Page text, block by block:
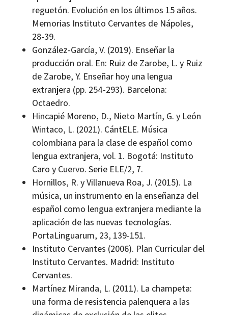
reguetón. Evolución en los últimos 15 años.
Memorias Instituto Cervantes de Nápoles,
28-39.
González-García, V. (2019). Enseñar la
producción oral. En: Ruiz de Zarobe, L. y Ruiz
de Zarobe, Y. Enseñar hoy una lengua
extranjera (pp. 254-293). Barcelona:
Octaedro.
Hincapié Moreno, D., Nieto Martín, G. y León
Wintaco, L. (2021). CántELE. Música
colombiana para la clase de español como
lengua extranjera, vol. 1. Bogotá: Instituto
Caro y Cuervo. Serie ELE/2, 7.
Hornillos, R. y Villanueva Roa, J. (2015). La
música, un instrumento en la enseñanza del
español como lengua extranjera mediante la
aplicación de las nuevas tecnologías.
PortaLinguarum, 23, 139-151.
Instituto Cervantes (2006). Plan Curricular del
Instituto Cervantes. Madrid: Instituto
Cervantes.
Martínez Miranda, L. (2011). La champeta:
una forma de resistencia palenquera a las